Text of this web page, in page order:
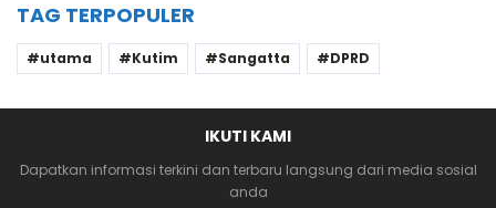
TAG TERPOPULER
utama Kutim Sangatta DPRD
IKUTI KAMI
Dapatkan informasi terkini dan terbaru langsung dari media sosial
anda